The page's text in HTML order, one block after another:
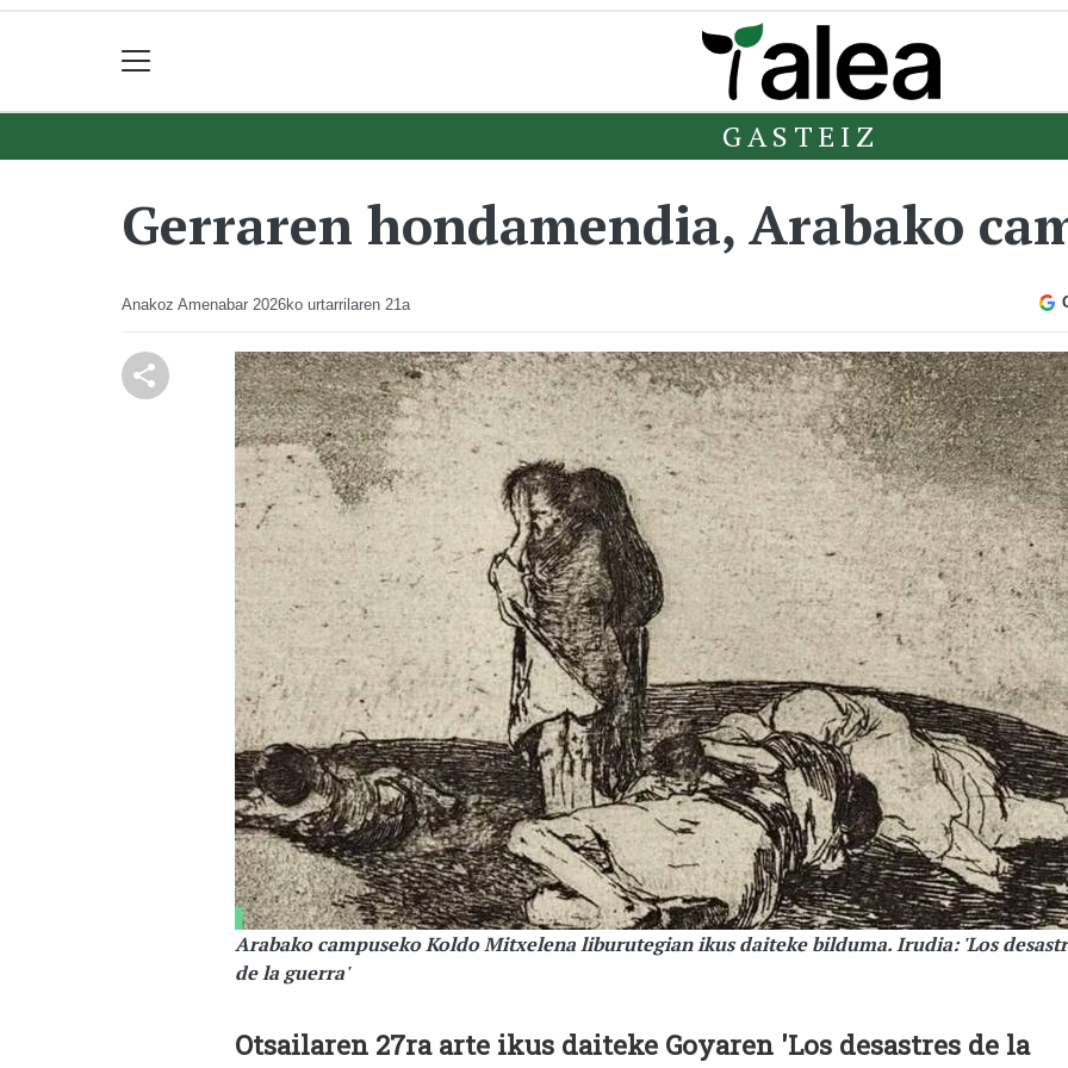
GASTEIZ
Gerraren hondamendia, Arabako
Anakoz Amenabar 2026ko urtarrilaren 21a
Arabako campuseko Koldo Mitxelena liburutegian ikus daiteke bilduma. Irudia: 'Los
de la guerra'
Otsailaren 27ra arte ikus daiteke Goyaren 'Los desastres de la